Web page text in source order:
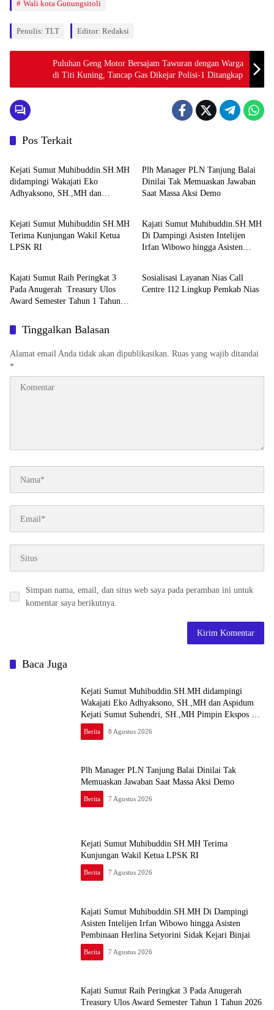
Wali kota Gunungsitoli
Penulis: TLT Editor: Redaksi
Puluhan Geng Motor Bersajam Tawuran dengan Warga
di Titi Kuning, Tancap Gas Dikejar Polisi-1 Ditangkap
Pos Terkait
Berita
Kejati Sumut Muhibuddin.SH.MH
didampingi Wakajati Eko
Adhyaksono, SH.,MH dan
Kejari Medan
Plh Manager PLN Tanjung Balai
Dinilai Tak Memuaskan Jawaban
Saat Massa Aksi Demo
Berita
Kejati Sumut Muhibuddin SH.MH
Terima Kunjungan Wakil Ketua
LPSK RI
Berita
Kajati Sumut Muhibuddin.SH.MH
Di Dampingi Asisten Intelijen
Irfan Wibowo hingga Asisten
Berita
Kajati Sumut Raih Peringkat 3
Pada Anugerah Treasury Ulos
Award Semester Tahun 1 Tahun
Berita
Sosialisasi Layanan Nias Call
Centre 112 Lingkup Pemkab Nias
Tinggalkan Balasan
Alamat email Anda tidak akan dipublikasikan. Ruas yang wajib ditandai
*
Simpan nama, email, dan situs web saya pada peramban ini untuk
komentar saya berikutnya.
Baca Juga
Kejati Sumut Muhibuddin.SH.MH didampingi
Wakajati Eko Adhyaksono, SH.,MH dan Aspidum
Kejati Sumut Suhendri, SH.,MH Pimpin Ekspos RJ
Di Kejari Medan
Berita 8 Agustus 2026
Plh Manager PLN Tanjung Balai Dinilai Tak
Memuaskan Jawaban Saat Massa Aksi Demo
Berita 7 Agustus 2026
Kejati Sumut Muhibuddin SH.MH Terima
Kunjungan Wakil Ketua LPSK RI
Berita 7 Agustus 2026
Kajati Sumut Muhibuddin.SH.MH Di Dampingi
Asisten Intelijen Irfan Wibowo hingga Asisten
Pembinaan Herlina Setyorini Sidak Kejari Binjai
Berita 7 Agustus 2026
Kajati Sumut Raih Peringkat 3 Pada Anugerah
Treasury Ulos Award Semester Tahun 1 Tahun 2026